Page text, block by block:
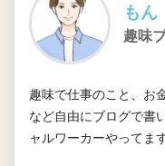
もん
趣味
趣味で仕事のこと、お
など自由にブログで書
ャルワーカーやってます